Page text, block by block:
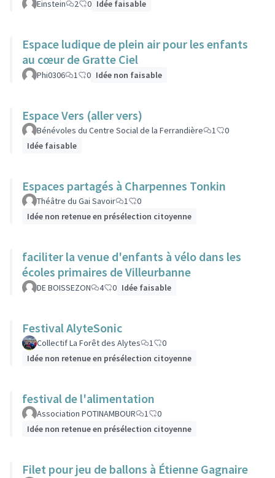
Einstein 2 0 Idée faisable
Espace ludique de plein air pour les enfants
au cœur de Gratte Ciel
Phi0306 1 0 Idée non faisable
Espace Vers (aller vers)
Bénévoles du Centre Social de la Ferrandière 1
0
Idée faisable
Espaces partagés à Charpennes Tonkin
Théâtre du Gai Savoir 1
0
Idée non retenue en présélection citoyenne
faciliter la venue d'enfants à vélo dans les
écoles primaires de Villeurbanne
DE BOISSEZON 4 0 Idée faisable
Festival AlyteSonic
Collectif La Forêt des Alytes 1
0
Idée non retenue en présélection citoyenne
festival de l'alimentation
Association POTINAMBOUR 1
0
Idée non retenue en présélection citoyenne
Filet pour jeu de ballons à Étienne Gagnaire